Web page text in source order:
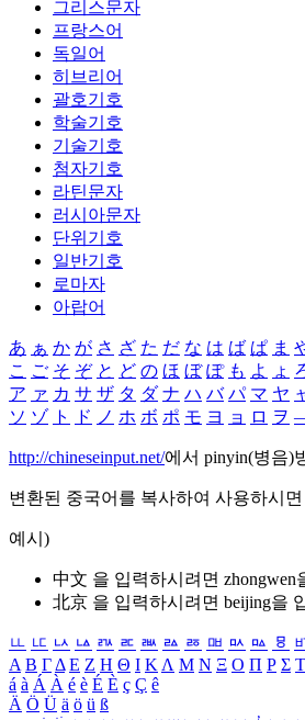
그리스문자
프랑스어
독일어
히브리어
괄호기호
학술기호
기술기호
첨자기호
라틴문자
러시아문자
단위기호
일반기호
로마자
아랍어
あ ぁ か が さ ざ た だ な は ば ぱ ま
こ ご そ ぞ と ど の ほ ぼ ぽ も よ ょ
ア ァ カ サ ザ タ ダ ナ ハ バ パ マ ヤ
ソ ゾ ト ド ノ ホ ボ ポ モ ヨ ョ ロ ヲ
http://chineseinput.net/에서 pinyin(병음)
변환된 중국어를 복사하여 사용하시
예시)
中文 을 입력하시려면 zhongwen
北京 을 입력하시려면 beijing을
ㅥ ㅦ ㅧ ㅨ ㅩ ㅪ ㅫ ㅬ ㅭ ㅮ ㅯ ㅰ ㅱ
Α Β ΓΔ Ε Ζ Η Θ Ι ΚΛ Μ Ν Ξ Ο Π Ρ Σ Τ
á à Á À é è É È ç Ç ê
Ä Ö Ü ä ö ü ß